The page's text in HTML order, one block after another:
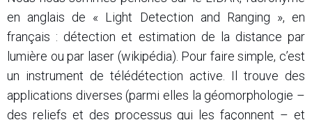
en anglais de « Light Detection and Ranging », en
français : détection et estimation de la distance par
lumière ou par laser (wikipédia). Pour faire simple, c’est
un instrument de télédétection active. Il trouve des
applications diverses (parmi elles la géomorphologie –
des reliefs et des processus qui les façonnent – et